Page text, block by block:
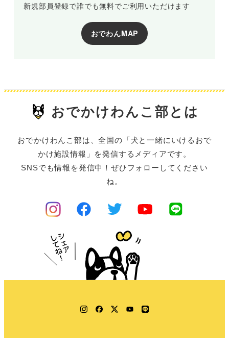
新規部員登録で誰でも無料でご利用いただけます
おでわんMAP
おでかけわんこ部とは
おでかけわんこ部は、全国の「犬と一緒にいけるおで
かけ施設情報」を発信するメディアです。
SNSでも情報を発信中！ぜひフォローしてください
ね。
Instagram
Facebook
TwitterYouTube
LINE